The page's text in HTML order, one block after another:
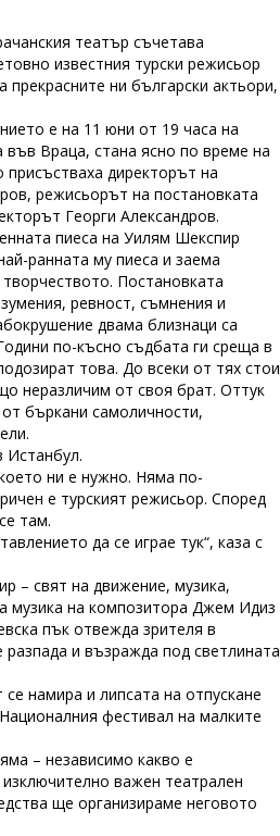
театър съчетава
известния турски режисьор
прекрасните ни български актьори,
е на 11 юни от 19 часа на
във Враца, стана ясно по време на
директорът на
режисьорът на постановката
Георги Александров.
пиеса на Уилям Шекспир
ранната му пиеса и заема
Постановката
ревност, съмнения и
двама близнаци са
по-късно съдбата ги среща в
това. До всеки от тях стои
неразличим от своя брат. Оттук
бъркани самоличности,
Истанбул.
ни е нужно. Няма по-
е турският режисьор. Според
там.
да се играе тук“, каза с
– свят на движение, музика,
музика на композитора Джем Идиз
пък отвежда зрителя в
и възражда под светлината
намира и липсата на отпускане
фестивал на малките
– независимо какво е
важен театрален
ще организираме неговото